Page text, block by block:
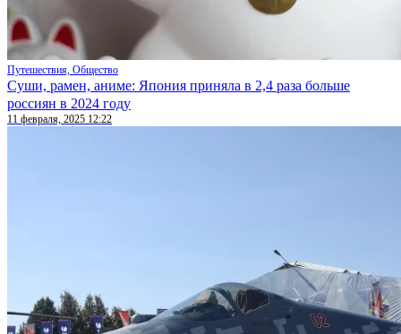
Путешествия, Общество
Суши, рамен, аниме: Япония приняла в 2,4 раза больше
россиян в 2024 году
11 февраля, 2025 12:22